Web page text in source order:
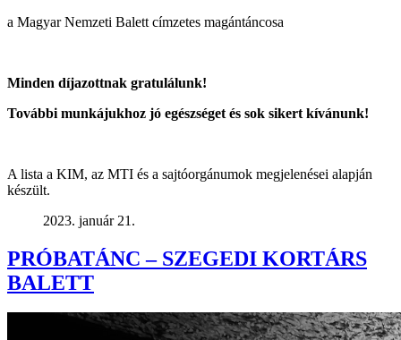
a Magyar Nemzeti Balett címzetes magántáncosa
Minden díjazottnak gratulálunk!
További munkájukhoz jó egészséget és sok sikert kívánunk!
A lista a KIM, az MTI és a sajtóorgánumok megjelenései alapján
készült.
2023. január 21.
PRÓBATÁNC – SZEGEDI KORTÁRS
BALETT